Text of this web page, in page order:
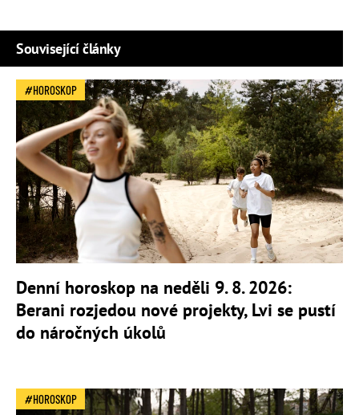
Související články
HOROSKOP
Denní horoskop na neděli 9. 8. 2026:
Berani rozjedou nové projekty, Lvi se pustí
do náročných úkolů
HOROSKOP